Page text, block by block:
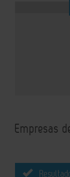
Empresas